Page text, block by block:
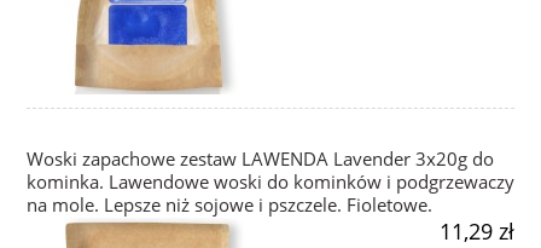
Woski zapachowe zestaw LAWENDA Lavender 3x20g do
kominka. Lawendowe woski do kominków i podgrzewaczy
na mole. Lepsze niż sojowe i pszczele. Fioletowe.
11,29 zł